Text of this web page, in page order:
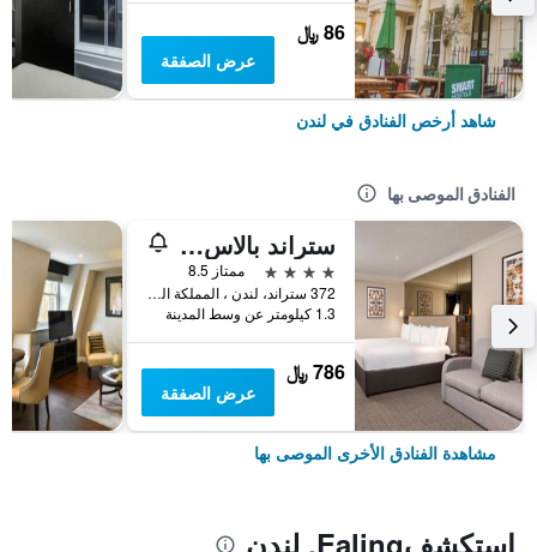
86 ﷼
عرض الصفقة
شاهد أرخص الفنادق في لندن
الفنادق الموصى بها
ستراند بالاس هوتل
4 نجوم
ممتاز 8.5
372 ستراند، لندن ، المملكة المتحدة, لندن, المملكة المتحدة
1.3 كيلومتر عن وسط المدينة
786 ﷼
عرض الصفقة
مشاهدة الفنادق الأخرى الموصى بها
استكشفEaling, لندن